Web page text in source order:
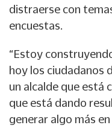
distraerse con
encuestas.
“Estoy
hoy los ciudadanos
un alcalde que está
que está dando
generar algo más